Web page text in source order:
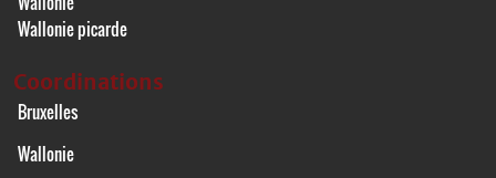
Wallonie picarde
Coordinations
Bruxelles
Wallonie